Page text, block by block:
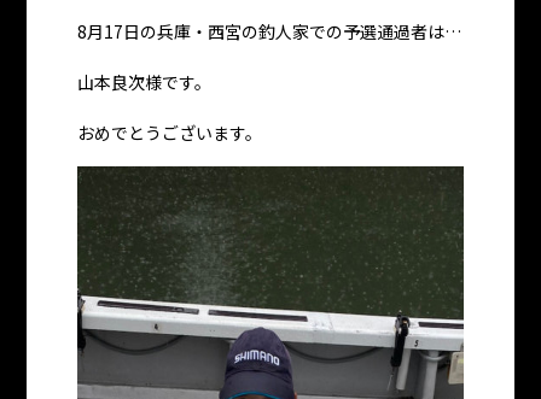
8月17日の兵庫・西宮の釣人家での予選通過者は…
山本良次様です。
おめでとうございます。